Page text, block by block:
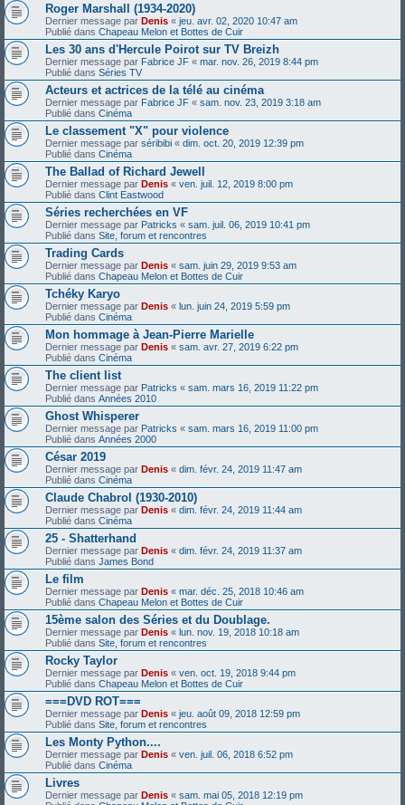
Roger Marshall (1934-2020)
Dernier message par Denis « jeu. avr. 02, 2020 10:47 am
Publié dans Chapeau Melon et Bottes de Cuir
Les 30 ans d'Hercule Poirot sur TV Breizh
Dernier message par Fabrice JF « mar. nov. 26, 2019 8:44 pm
Publié dans Séries TV
Acteurs et actrices de la télé au cinéma
Dernier message par Fabrice JF « sam. nov. 23, 2019 3:18 am
Publié dans Cinéma
Le classement "X" pour violence
Dernier message par séribibi « dim. oct. 20, 2019 12:39 pm
Publié dans Cinéma
The Ballad of Richard Jewell
Dernier message par Denis « ven. juil. 12, 2019 8:00 pm
Publié dans Clint Eastwood
Séries recherchées en VF
Dernier message par Patricks « sam. juil. 06, 2019 10:41 pm
Publié dans Site, forum et rencontres
Trading Cards
Dernier message par Denis « sam. juin 29, 2019 9:53 am
Publié dans Chapeau Melon et Bottes de Cuir
Tchéky Karyo
Dernier message par Denis « lun. juin 24, 2019 5:59 pm
Publié dans Cinéma
Mon hommage à Jean-Pierre Marielle
Dernier message par Denis « sam. avr. 27, 2019 6:22 pm
Publié dans Cinéma
The client list
Dernier message par Patricks « sam. mars 16, 2019 11:22 pm
Publié dans Années 2010
Ghost Whisperer
Dernier message par Patricks « sam. mars 16, 2019 11:00 pm
Publié dans Années 2000
César 2019
Dernier message par Denis « dim. févr. 24, 2019 11:47 am
Publié dans Cinéma
Claude Chabrol (1930-2010)
Dernier message par Denis « dim. févr. 24, 2019 11:44 am
Publié dans Cinéma
25 - Shatterhand
Dernier message par Denis « dim. févr. 24, 2019 11:37 am
Publié dans James Bond
Le film
Dernier message par Denis « mar. déc. 25, 2018 10:46 am
Publié dans Chapeau Melon et Bottes de Cuir
15ème salon des Séries et du Doublage.
Dernier message par Denis « lun. nov. 19, 2018 10:18 am
Publié dans Site, forum et rencontres
Rocky Taylor
Dernier message par Denis « ven. oct. 19, 2018 9:44 pm
Publié dans Chapeau Melon et Bottes de Cuir
===DVD ROT===
Dernier message par Denis « jeu. août 09, 2018 12:59 pm
Publié dans Site, forum et rencontres
Les Monty Python....
Dernier message par Denis « ven. juil. 06, 2018 6:52 pm
Publié dans Cinéma
Livres
Dernier message par Denis « sam. mai 05, 2018 12:19 pm